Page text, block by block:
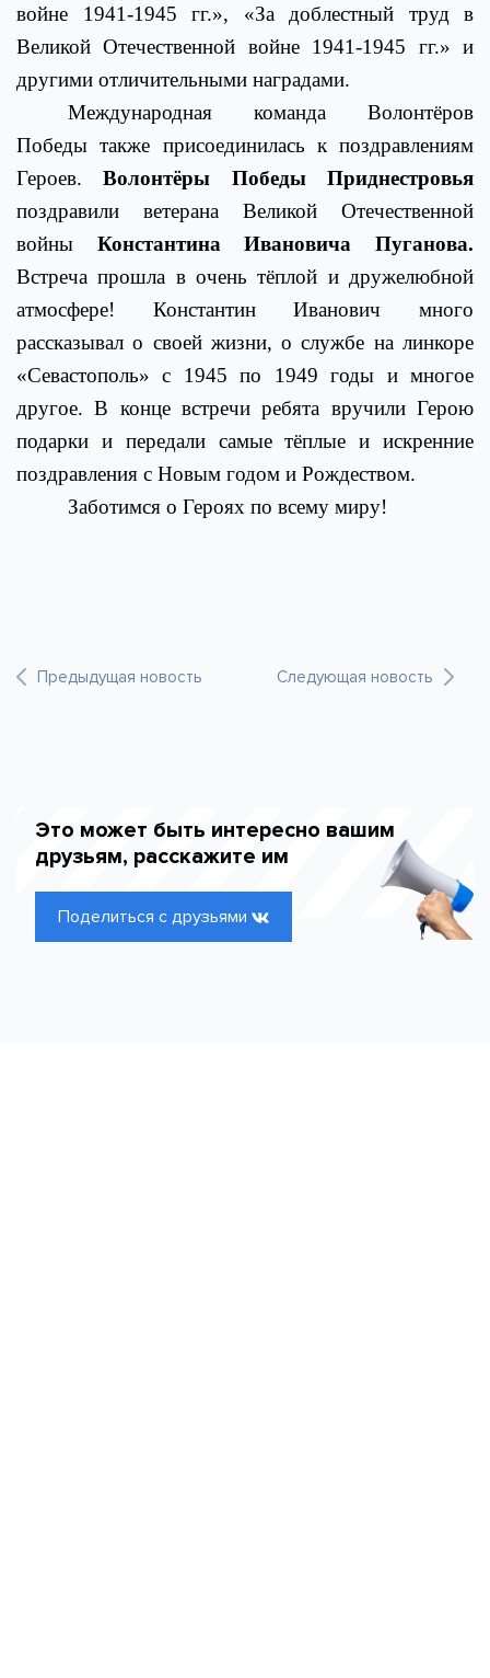
войне 1941-1945 гг.», «За доблестный труд в
Великой Отечественной войне 1941-1945 гг.» и
другими отличительными наградами.
Международная команда Волонтёров
Победы также присоединилась к поздравлениям
Героев.Волонтёры Победы Приднестровья
поздравили ветерана Великой Отечественной
войны Константина Ивановича Пуганова.
Встреча прошла в очень тёплой и дружелюбной
атмосфере! Константин Иванович много
рассказывал о своей жизни, о службе на линкоре
«Севастополь» с 1945 по 1949 годы и многое
другое. В конце встречи ребята вручили Герою
подарки и передали самые тёплые и искренние
поздравления с Новым годом и Рождеством.
Заботимся о Героях по всему миру!
Предыдущая новость Следующая новость
Это может быть интересно вашим
друзьям, расскажите им
Поделиться с друзьями